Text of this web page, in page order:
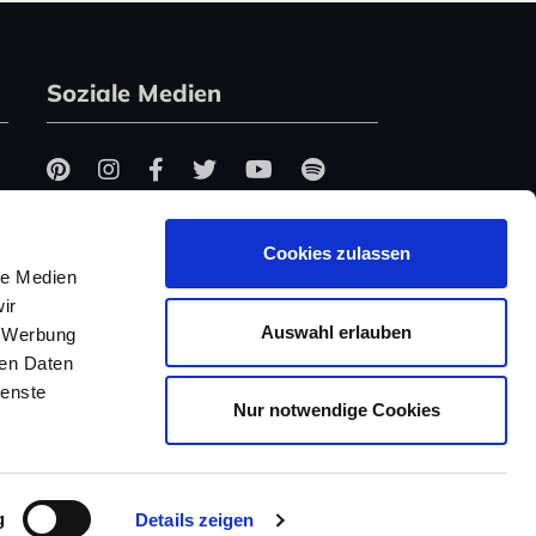
Medien
Daten
Details zeigen
Cookies zulassen
Auswahl erlauben
Nur notwendige Cookies
Soziale Medien